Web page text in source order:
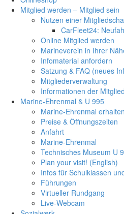
Mitglied werden – Mitglied sein
Nutzen einer
CarFleet24:
Online Mitglied werden
Marineverein in Ihrer
Infomaterial anfordern
Satzung & FAQ (neues
Mitgliederverwaltung
Informationen der
Marine-Ehrenmal & U 995
Marine-Ehrenmal erhalten
Preise & Öffnungszeiten
Anfahrt
Marine-Ehrenmal
Technisches Museum U
Plan your visit! (English)
Infos für Schulklassen
Führungen
Virtueller Rundgang
Live-Webcam